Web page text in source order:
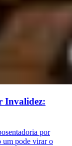
Invalidez:
por
um pode virar o